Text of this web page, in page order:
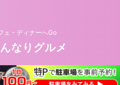
ェ・ディナーへGo
なりグルメ